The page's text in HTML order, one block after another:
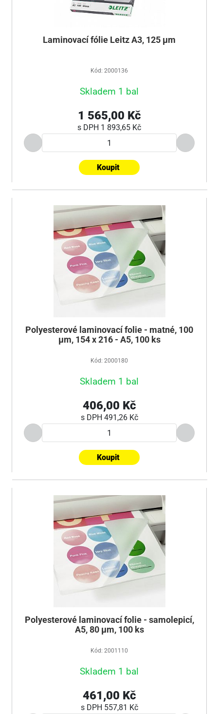
Laminovací fólie Leitz A3, 125 µm
Kód: 2000136
Skladem 1 bal
1 565,00 Kč
s DPH 1 893,65 Kč
Koupit
Polyesterové laminovací folie - matné, 100
µm, 154 x 216 - A5, 100 ks
Kód: 2000180
Skladem 1 bal
406,00 Kč
s DPH 491,26 Kč
Koupit
Polyesterové laminovací folie - samolepicí,
A5, 80 µm, 100 ks
Kód: 2001110
Skladem 1 bal
461,00 Kč
s DPH 557,81 Kč